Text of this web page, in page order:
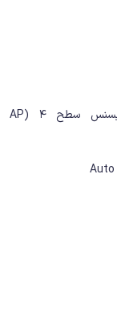
- سیستم‌عامل: MikroTik TouterOS، لایسنس سطح 4 (AP